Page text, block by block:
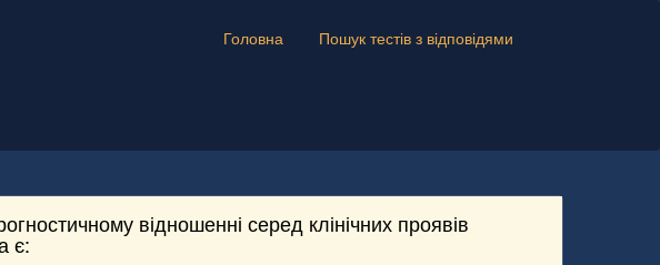
Головна Пошук тестів з відповідями
відношенні серед клінічних проявів
є: